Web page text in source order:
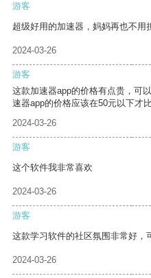
游客
超级好用的加速器，妈妈再也不用
2024-03-26
游客
这款加速器app的价格有点贵，可
速器app的价格应该在50元以下才比
2024-03-26
游客
这个软件我非常喜欢
2024-03-26
游客
这款学习软件的社区氛围非常好，
2024-03-26